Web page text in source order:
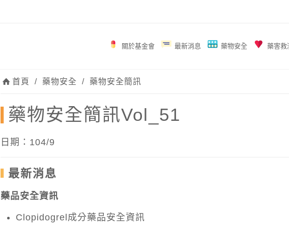
關於基金會 最新消息 藥物安全 藥害救
首頁 / 藥物安全 / 藥物安全簡訊
藥物安全簡訊Vol_51
日期：104/9
最新消息
藥品安全資訊
Clopidogrel成分藥品安全資訊